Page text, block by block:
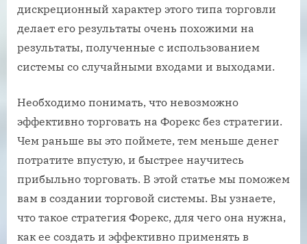
дискреционный характер этого типа торговли
делает его результаты очень похожими на
результаты, полученные с использованием
системы со случайными входами и выходами.
Необходимо понимать, что невозможно
эффективно торговать на Форекс без стратегии.
Чем раньше вы это поймете, тем меньше денег
потратите впустую, и быстрее научитесь
прибыльно торговать. В этой статье мы поможем
вам в создании торговой системы. Вы узнаете,
что такое стратегия Форекс, для чего она нужна,
как ее создать и эффективно применять в